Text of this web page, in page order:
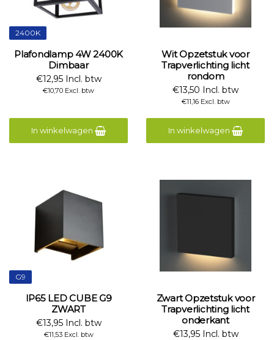
2400K
Plafondlamp 4W 2400K
Dimbaar
€12,95 Incl. btw
€10,70 Excl. btw
In winkelwagen
Wit Opzetstuk voor
Trapverlichting licht
rondom
€13,50 Incl. btw
€11,16 Excl. btw
In winkelwagen
G9
IP65 LED CUBE G9
ZWART
€13,95 Incl. btw
€11,53 Excl. btw
Zwart Opzetstuk voor
Trapverlichting licht
onderkant
€13,95 Incl. btw